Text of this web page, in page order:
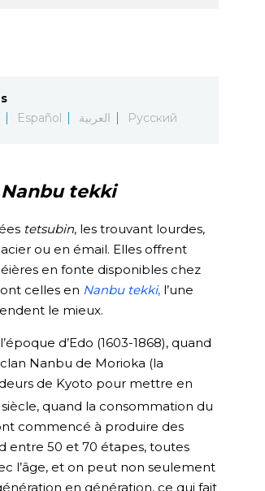
Español العربية Русский
Nanbu tekki
tetsubin, les trouvant lourdes,
ou en émail. Elles offrent
en fonte disponibles chez
celles en Nanbu tekki, l’une
le mieux.
d’Edo (1603-1868), quand
Nanbu de Morioka (la
de Kyoto pour mettre en
siècle, quand la consommation du
commencé à produire des
entre 50 et 70 étapes, toutes
l’âge, et on peut non seulement
en génération, ce qui fait